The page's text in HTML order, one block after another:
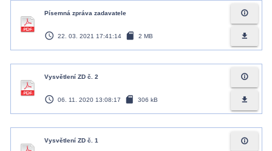
Písemná zpráva zadavatele
access_time 22. 03. 2021 17:41:14 sd_card 2 MB
info_outline
file_download
Vysvětlení ZD č. 2
access_time 06. 11. 2020 13:08:17 sd_card 306 kB
info_outline
file_download
Vysvětlení ZD č. 1 info_outline